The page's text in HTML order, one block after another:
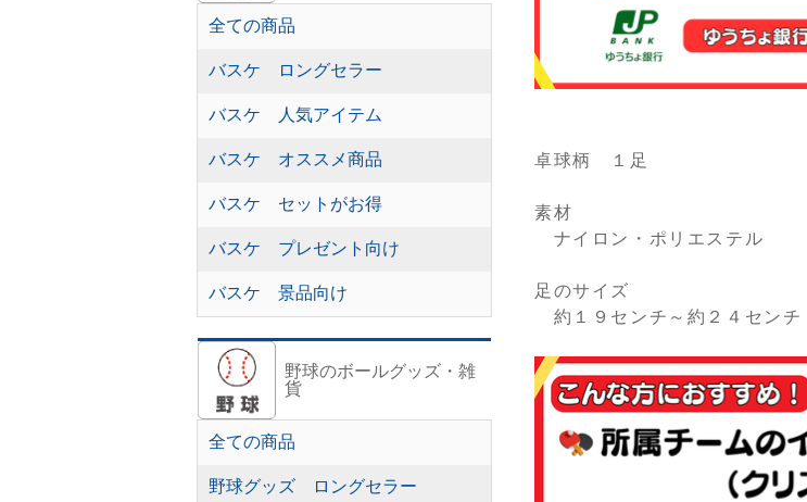
卓球柄 １足
素材
ナイロン・ポリエステル
足のサイズ
約１９センチ～約２４センチ
全ての商品
バスケ ロングセラー
バスケ 人気アイテム
バスケ オススメ商品
バスケ セットがお得
バスケ プレゼント向け
バスケ 景品向け
野球のボールグッズ・雑
貨
全ての商品
野球グッズ ロングセラー